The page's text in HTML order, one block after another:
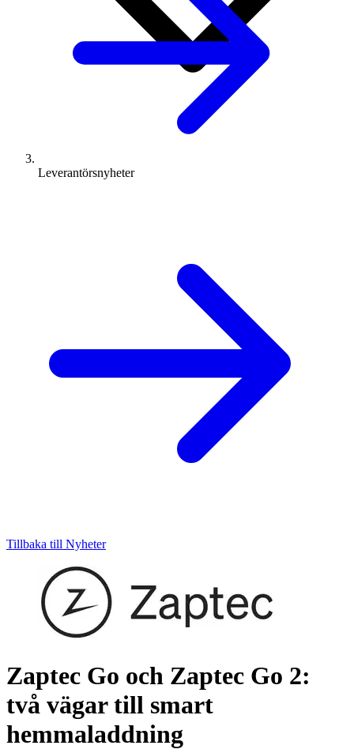
Leverantörsnyheter
Tillbaka till Nyheter
Zaptec Go och Zaptec Go 2:
två vägar till smart
hemmaladdning